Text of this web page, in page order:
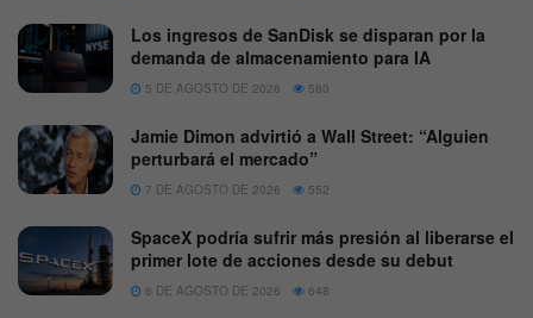
Los ingresos de SanDisk se disparan por la
demanda de almacenamiento para IA
5 DE AGOSTO DE 2026 580
Jamie Dimon advirtió a Wall Street: “Alguien
perturbará el mercado”
7 DE AGOSTO DE 2026 552
SpaceX podría sufrir más presión al liberarse el
primer lote de acciones desde su debut
6 DE AGOSTO DE 2026 648